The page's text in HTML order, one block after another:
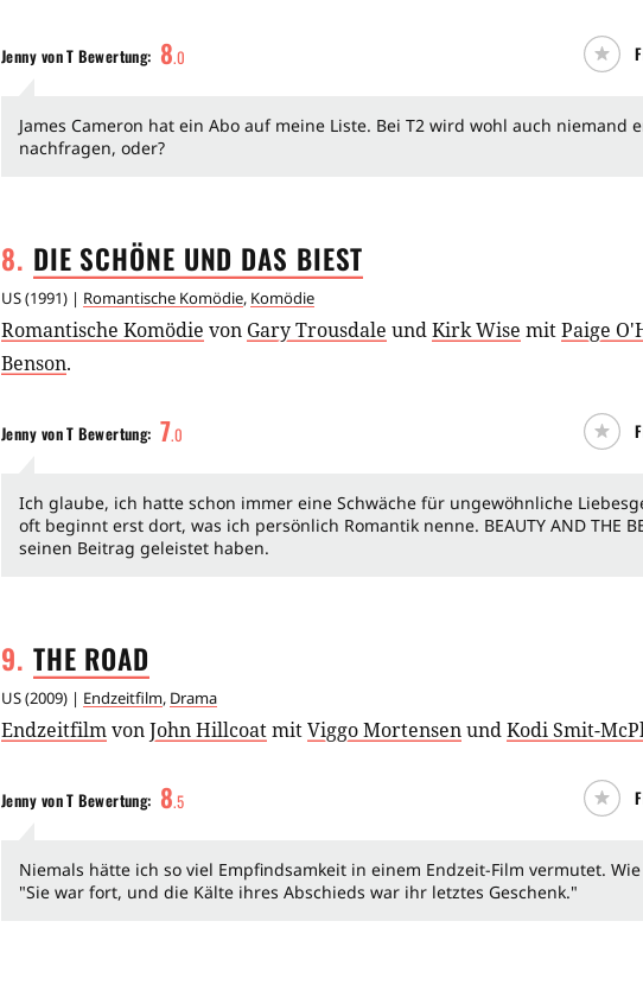
Jenny von T Bewertung: 8.0
James Cameron hat ein Abo auf meine Liste. Bei T2 wird wohl auch niemand
nachfragen, oder?
8. DIE SCHÖNE UND DAS BIEST
US(1991) | Romantische Komödie, Komödie
Romantische Komödie von Gary Trousdale undKirk Wise mitPaige
Benson.
Jenny von T Bewertung: 7.0
Ich glaube, ich hatte schon immer eine Schwäche für ungewöhnliche
oft beginnt erst dort, was ich persönlich Romantik nenne. BEAUTY AND THE
seinen Beitrag geleistet haben.
9. THE ROAD
US(2009) | Endzeitfilm, Drama
EndzeitfilmvonJohn HillcoatmitViggo MortensenundKodi Smit-
Jenny von T Bewertung: 8.5
Niemals hätte ich so viel Empfindsamkeit in einem Endzeit-Film vermutet.
"Sie war fort, und die Kälte ihres Abschieds war ihr letztes Geschenk."